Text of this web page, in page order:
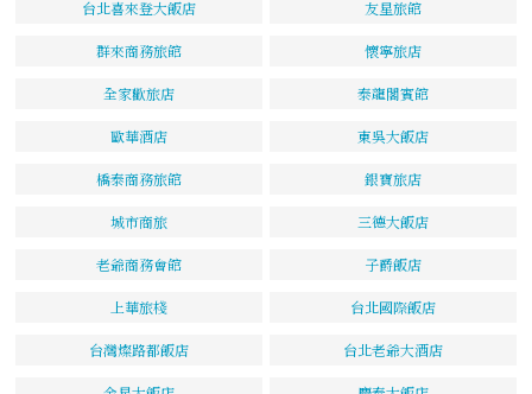
台北喜來登大飯店 友星旅館
群來商務旅館 懷寧旅店
全家歡旅店 泰龍閣賓館
歐華酒店 東吳大飯店
橋泰商務旅館 銀寶旅店
城市商旅 三德大飯店
老爺商務會館 子爵飯店
上華旅棧 台北國際飯店
台灣燦路都飯店 台北老爺大酒店